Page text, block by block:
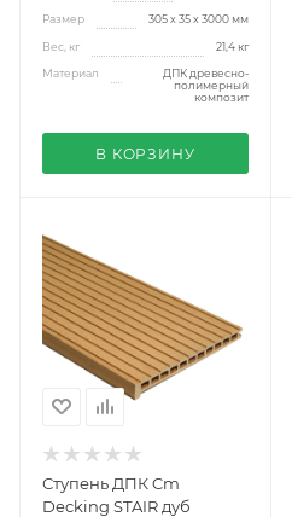
Размер 305 х 35 х 3000 мм
Вес, кг 21,4 кг
Материал
ДПК древесно-
полимерный
композит
В КОРЗИНУ
Ступень ДПК Cm
Decking STAIR дуб